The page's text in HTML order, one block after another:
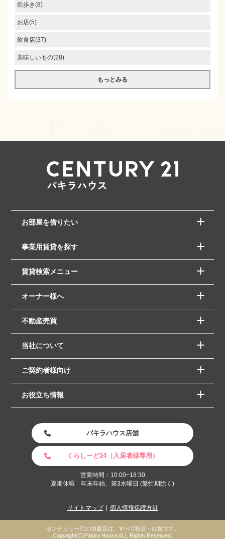
街歩き(8)
お店(5)
飲食店(37)
美味しいもの(28)
もっとみる
お部屋を借りたい
事業用賃貸を探す
賃貸検索メニュー
オーナー様へ
不動産売買
当社について
ご契約者様向け
お役立ち情報
パキラハウス店舗
くらしーど24（入居者様専用）
営業時間：10:00~18:30
夏期休暇 年末年始、第3水曜日 (繁忙期除く)
サイトマップ 個人情報保護方針
センチュリー21の加盟店は、すべて独立・自営です。
Copyright(C)Pakira House ALL Rights Reserved.